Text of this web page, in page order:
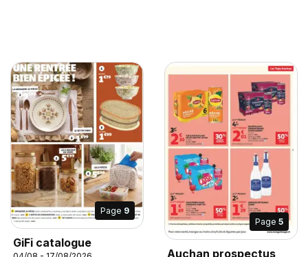
Page 9
GiFi catalogue
Page 5
Auchan prospectus